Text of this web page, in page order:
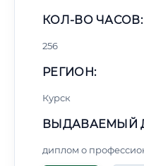
КОЛ-ВО ЧАСОВ:
256
РЕГИОН:
Курск
ВЫДАВАЕМЫЙ
диплом о